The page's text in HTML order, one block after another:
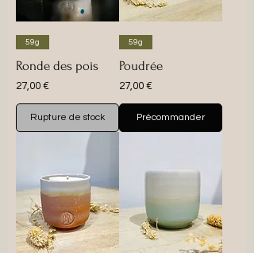
59g
Ronde des pois
Prix
27,00 €
Rupture de stock
59g
Poudrée
Prix
27,00 €
Précommander